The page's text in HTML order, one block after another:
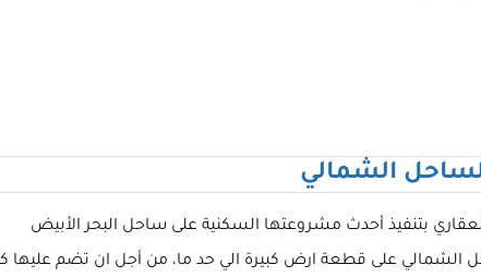
الشمالي
بتنفيذ أحدث مشروعتها السكنية على ساحل البحر الأبيض
الشمالي على قطعة ارض كبيرة الي حد ما، من أجل ان تضم عليها